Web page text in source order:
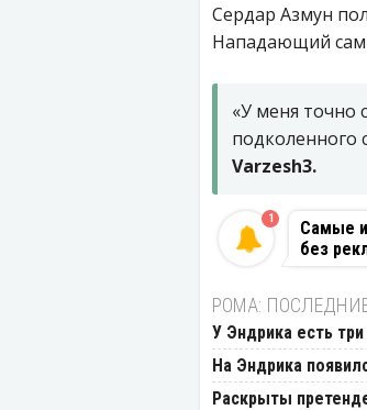
Сердар Азмун
Нападающий сам
«У меня точно
подколенного
Varzesh3.
Самые
без
1
РОМА:
У Эндрика есть
На Эндрика
Раскрыты